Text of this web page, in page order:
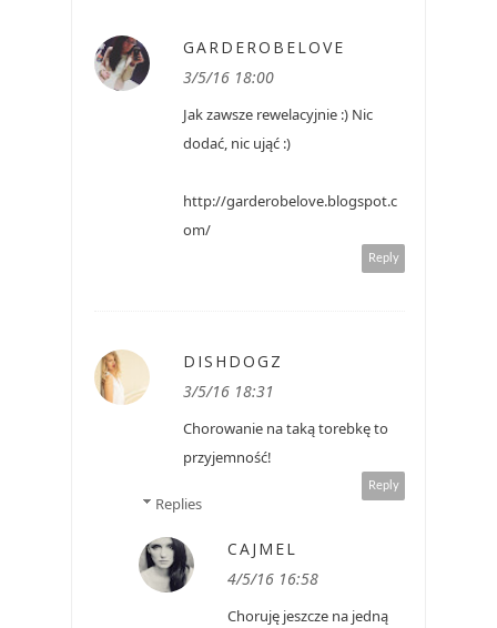
GARDEROBELOVE
3/5/16 18:00
Jak zawsze rewelacyjnie :) Nic
dodać, nic ująć :)
http://garderobelove.blogspot.c
om/
Reply
DISHDOGZ
3/5/16 18:31
Chorowanie na taką torebkę to
przyjemność!
Reply
Replies
CAJMEL
4/5/16 16:58
Choruję jeszcze na jedną